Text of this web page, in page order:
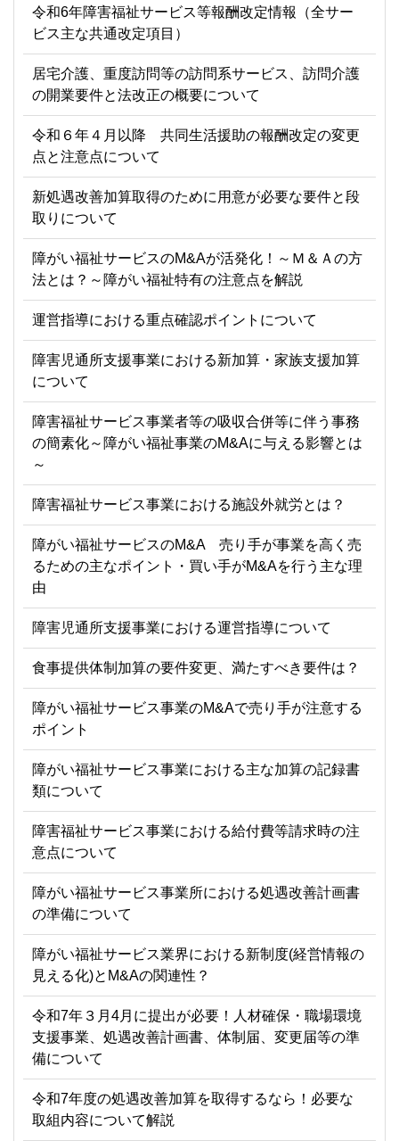
令和6年障害福祉サービス等報酬改定情報（全サー
ビス主な共通改定項目）
居宅介護、重度訪問等の訪問系サービス、訪問介護
の開業要件と法改正の概要について
令和６年４月以降 共同生活援助の報酬改定の変更
点と注意点について
新処遇改善加算取得のために用意が必要な要件と段
取りについて
障がい福祉サービスのM&Aが活発化！～Ｍ＆Ａの方
法とは？～障がい福祉特有の注意点を解説
運営指導における重点確認ポイントについて
障害児通所支援事業における新加算・家族支援加算
について
障害福祉サービス事業者等の吸収合併等に伴う事務
の簡素化～障がい福祉事業のM&Aに与える影響とは
～
障害福祉サービス事業における施設外就労とは？
障がい福祉サービスのM&A 売り手が事業を高く売
るための主なポイント・買い手がM&Aを行う主な理
由
障害児通所支援事業における運営指導について
食事提供体制加算の要件変更、満たすべき要件は？
障がい福祉サービス事業のM&Aで売り手が注意する
ポイント
障がい福祉サービス事業における主な加算の記録書
類について
障害福祉サービス事業における給付費等請求時の注
意点について
障がい福祉サービス事業所における処遇改善計画書
の準備について
障がい福祉サービス業界における新制度(経営情報の
見える化)とM&Aの関連性？
令和7年３月4月に提出が必要！人材確保・職場環境
支援事業、処遇改善計画書、体制届、変更届等の準
備について
令和7年度の処遇改善加算を取得するなら！必要な
取組内容について解説